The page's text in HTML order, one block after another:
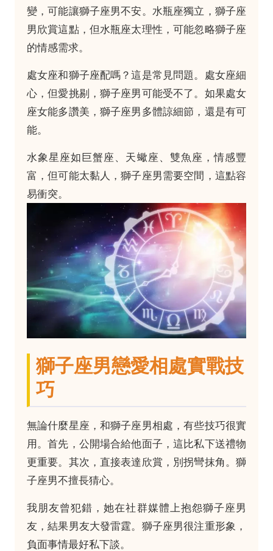
變，可能讓獅子座男不安。水瓶座獨立，獅子座
男欣賞這點，但水瓶座太理性，可能忽略獅子座
的情感需求。
處女座和獅子座配嗎？這是常見問題。處女座細
心，但愛挑剔，獅子座男可能受不了。如果處女
座女能多讚美，獅子座男多體諒細節，還是有可
能。
水象星座如巨蟹座、天蠍座、雙魚座，情感豐
富，但可能太黏人，獅子座男需要空間，這點容
易衝突。
獅子座男戀愛相處實戰技
巧
無論什麼星座，和獅子座男相處，有些技巧很實
用。首先，公開場合給他面子，這比私下送禮物
更重要。其次，直接表達欣賞，別拐彎抹角。獅
子座男不擅長猜心。
我朋友曾犯錯，她在社群媒體上抱怨獅子座男
友，結果男友大發雷霆。獅子座男很注重形象，
負面事情最好私下談。